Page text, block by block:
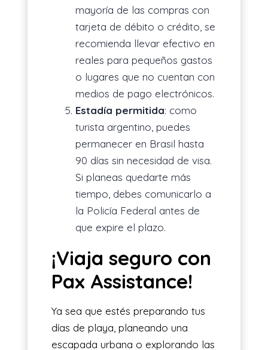
mayoría de las compras con
tarjeta de débito o crédito, se
recomienda llevar efectivo en
reales para pequeños gastos
o lugares que no cuentan con
medios de pago electrónicos.
Estadía permitida: como
turista argentino, puedes
permanecer en Brasil hasta
90 días sin necesidad de visa.
Si planeas quedarte más
tiempo, debes comunicarlo a
la Policía Federal antes de
que expire el plazo.
¡Viaja seguro con
Pax Assistance!
Ya sea que estés preparando tus
días de playa, planeando una
escapada urbana o explorando las